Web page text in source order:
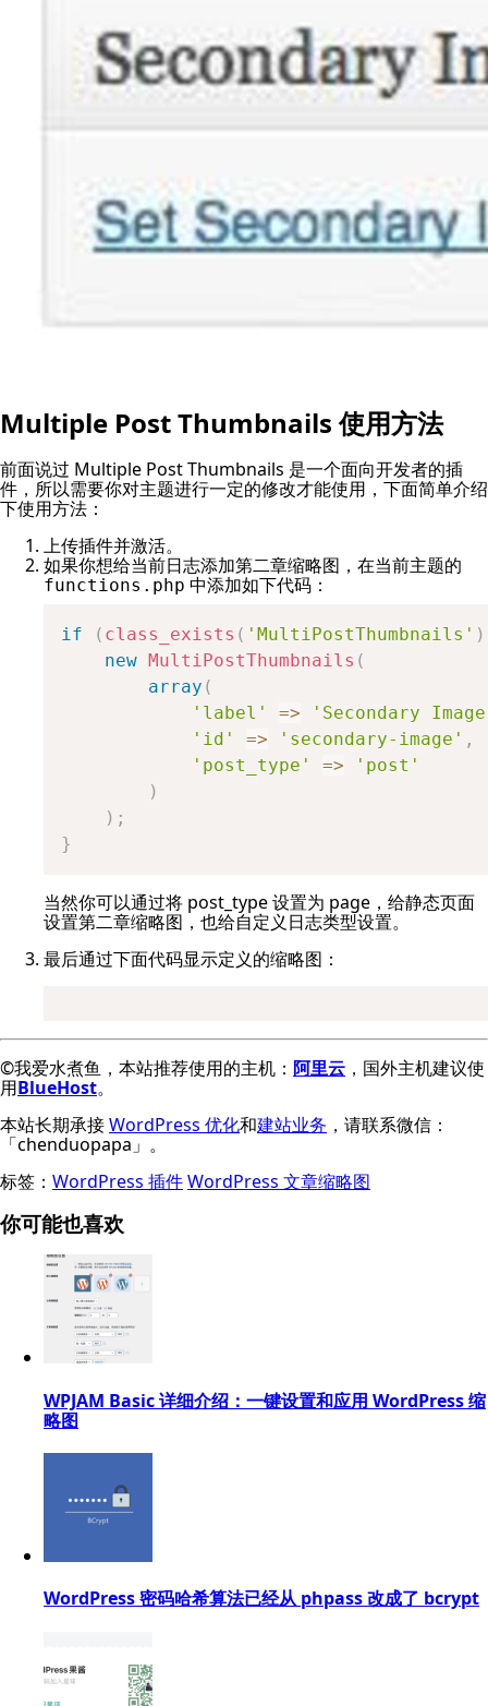
Multiple Post Thumbnails 使用方法
前面说过 Multiple Post Thumbnails 是一个面向开发者的插
件，所以需要你对主题进行一定的修改才能使用，下面简单介绍
下使用方法：
上传插件并激活。
如果你想给当前日志添加第二章缩略图，在当前主题的
functions.php 中添加如下代码：
if ( class_exists ( 'MultiPostThumbnails' )
new MultiPostThumbnails (
array (
'label'
=>
'Secondary
'id'
=> 'secondary-image' ,
'post_type'
=>
'post'
)
) ;
}
当然你可以通过将 post_type 设置为 page，给静态页面
设置第二章缩略图，也给自定义日志类型设置。
最后通过下面代码显示定义的缩略图：
©我爱水煮鱼，本站推荐使用的主机： 阿里云 ，国外主机建议使
用BlueHost。
本站长期承接WordPress 优化和建站业务 ，请联系微信：
「chenduopapa」。
标签： WordPress 插件WordPress 文章缩略图
你可能也喜欢
WPJAM Basic 详细介绍：一键设置和应用 WordPress 缩
略图
WordPress 密码哈希算法已经从 phpass 改成了 bcrypt​